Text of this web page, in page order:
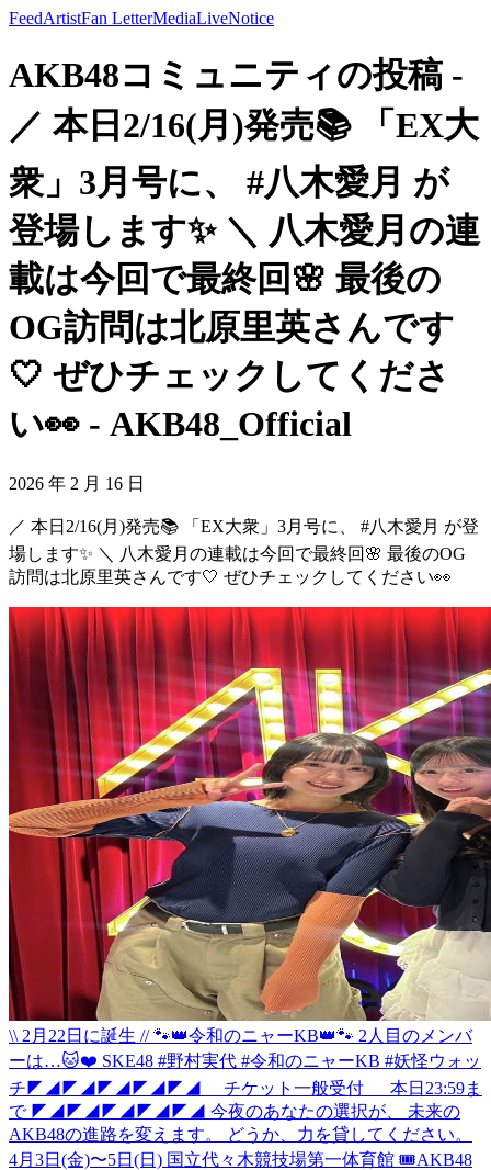
FeedArtistFan LetterMediaLiveNotice
AKB48コミュニティの投稿 -
／ 本日2/16(月)発売📚 「EX大
衆」3月号に、 #八木愛月 が
登場します✨ ＼ 八木愛月の連
載は今回で最終回🌸 最後の
OG訪問は北原里英さんです
🤍 ぜひチェックしてくださ
い👀 - AKB48_Official
2026 年 2 月 16 日
／ 本日2/16(月)発売📚 「EX大衆」3月号に、 #八木愛月 が登
場します✨ ＼ 八木愛月の連載は今回で最終回🌸 最後のOG
訪問は北原里英さんです🤍 ぜひチェックしてください👀
\\ 2月22日に誕生 // 🐾👑令和のニャーKB👑🐾 2人目のメンバ
ーは…🐱❤️ SKE48 #野村実代 #令和のニャーKB #妖怪ウォッ
チ ◤◢◤◢◤◢◤◢◤◢ チケット一般受付 本日23:59ま
で ◤◢◤◢◤◢◤◢◤◢ 今夜のあなたの選択が、 未来の
AKB48の進路を変えます。 どうか、力を貸してください。
4月3日(金)〜5日(日) 国立代々木競技場第一体育館 🎟AKB48